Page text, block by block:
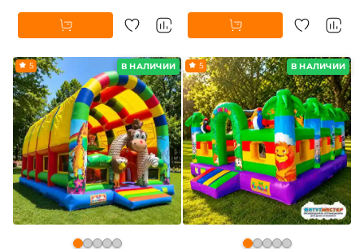
В НАЛИЧИИ
5 В НАЛИЧИИ
5